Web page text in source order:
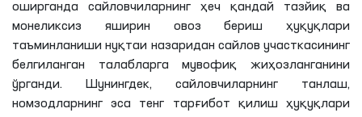
оширганда сайловчиларнинг ҳеч қандай тазйиқ ва
монеликсиз яширин овоз бериш ҳуқуқлари
таъминланиши нуқтаи назаридан сайлов участкасининг
белгиланган талабларга мувофиқ жиҳозланганини
ўрганди. Шунингдек, сайловчиларнинг танлаш,
номзодларнинг эса тенг тарғибот қилиш ҳуқуқлари